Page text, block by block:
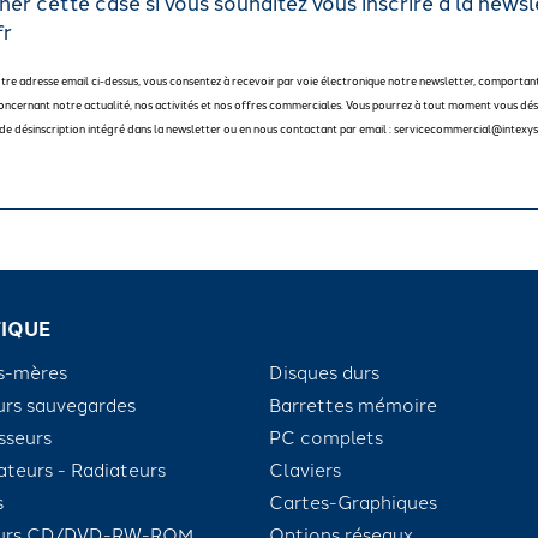
adresse email ci-dessus, vous consentez à recevoir par voie électronique notre newsletter,
notre actualité, nos activités et nos offres commerciales. Vous pourrez à tout moment vous
désinscription intégré dans la newsletter ou en nous contactant par email :
mères
Disques durs
sauvegardes
Barrettes mémoire
PC complets
- Radiateurs
Claviers
Cartes-Graphiques